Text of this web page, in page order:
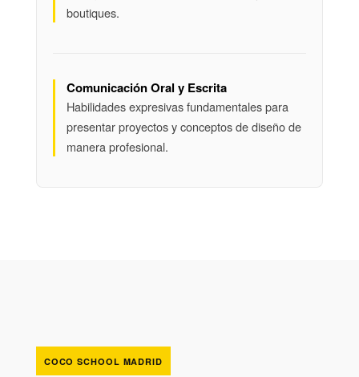
boutiques.
Comunicación Oral y Escrita
Habilidades expresivas fundamentales para
presentar proyectos y conceptos de diseño de
manera profesional.
COCO SCHOOL MADRID